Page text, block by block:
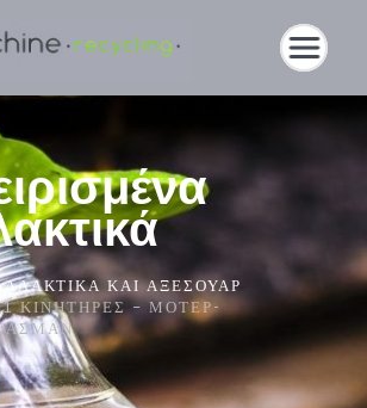
ΚΑΙ ΑΞΕΣΟΥΆΡ
ΚΙΝΗΤΉΡΕΣ – ΜΟΤΈΡ-